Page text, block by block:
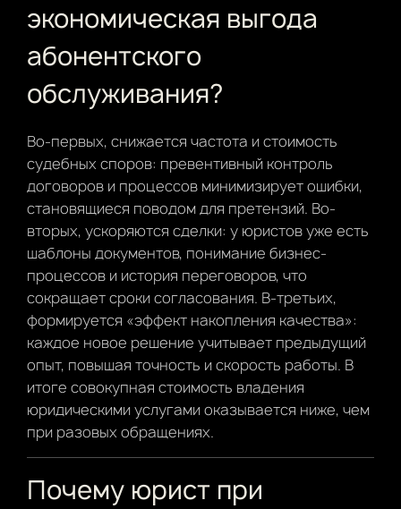
экономическая выгода
абонентского
обслуживания?
Во-первых, снижается частота и стоимость
судебных споров: превентивный контроль
договоров и процессов минимизирует ошибки,
становящиеся поводом для претензий. Во-
вторых, ускоряются сделки: у юристов уже есть
шаблоны документов, понимание бизнес-
процессов и история переговоров, что
сокращает сроки согласования. В-третьих,
формируется «эффект накопления качества»:
каждое новое решение учитывает предыдущий
опыт, повышая точность и скорость работы. В
итоге совокупная стоимость владения
юридическими услугами оказывается ниже, чем
при разовых обращениях.
Почему юрист при